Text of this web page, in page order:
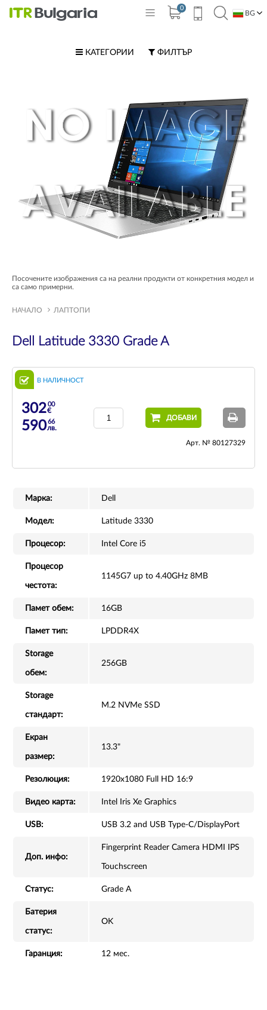
0
BG
КАТЕГОРИИ ФИЛТЪР
Посочените изображения са на реални продукти от конкретния модел и
са само примерни.
НАЧАЛО ЛАПТОПИ
Dell Latitude 3330 Grade A
В НАЛИЧНОСТ
30200
€
59066
лв.
ДОБАВИ
Арт. № 80127329
Марка: Dell
Модел: Latitude 3330
Процесор: Intel Core i5
Процесор
честота:
1145G7 up to 4.40GHz 8MB
Памет обем: 16GB
Памет тип: LPDDR4X
Storage
обем:
256GB
Storage
стандарт:
M.2 NVMe SSD
Екран
размер:
13.3"
Резолюция: 1920x1080 Full HD 16:9
Видео карта: Intel Iris Xe Graphics
USB: USB 3.2 and USB Type-C/DisplayPort
Доп. инфо:
Fingerprint Reader Camera HDMI IPS
Touchscreen
Статус: Grade A
Батерия
статус:
OK
Гаранция: 12 мес.